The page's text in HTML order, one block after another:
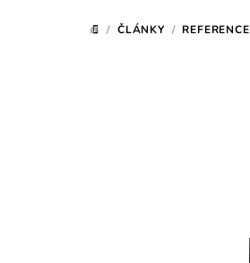
DOMŮ
/ ČLÁNKY / REFERENCE